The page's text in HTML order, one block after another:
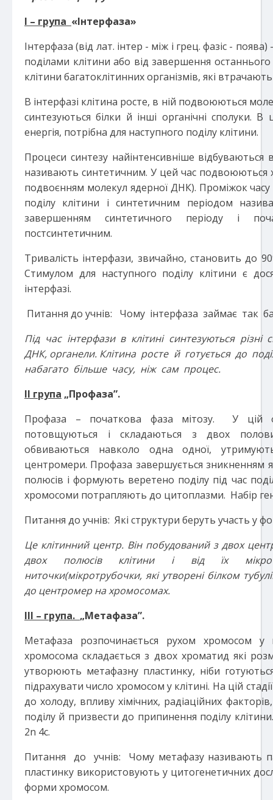
І – група «Інтерфаза»
Інтерфаза (від лат. інтер - між і грец. фазіс -
поділами клітини або від завершення останнього
клітини багатоклітинних організмів, які
В інтерфазі клітина росте, в ній подвоюються
синтезуються білки й інші органічні сполуки.
енергія, потрібна для наступного поділу клітини.
Процеси синтезу найінтенсивніше
називають синтетичним. У цей час подвоюються
подвоєнням молекул ядерної ДНК). Проміжок
поділу клітини і синтетичним періодом
завершенням синтетичного періоду і
постсинтетичним.
Тривалість інтерфази, звичайно, становить до
Стимулом для наступного поділу клітини є
інтерфазі.
Питання до учнів: Чому інтерфаза займає так
Під час інтерфази в клітині синтезуються
ДНК, органели. Клітина росте й готується до
набагато більше часу, ніж сам процес.
ІІ група „Профаза”.
Профаза – початкова фаза мітозу. У цій
потовщуються і складаються з двох
обвиваються навколо одна одної,
центромери. Профаза завершується зникненням
полюсів і формують веретено поділу під час
хромосоми потрапляють до цитоплазми. Набір
Питання до учнів: Які структури беруть участь у
Це клітинний центр. Він побудований з двох
двох полюсів клітини і від їх
ниточки(мікротрубочки, які утворені білком
до центромер на хромосомах.
ІІІ – група. „Метафаза”.
Метафаза розпочинається рухом хромосом
хромосома складається з двох хроматид які
утворюють метафазну пластинку, ніби
підрахувати число хромосом у клітині. На цій
до холоду, впливу хімічних, радіаційних
поділу й призвести до припинення поділу
2n 4c.
Питання до учнів: Чому метафазу називають
пластинку використовують у цитогенетичних
форми хромосом.